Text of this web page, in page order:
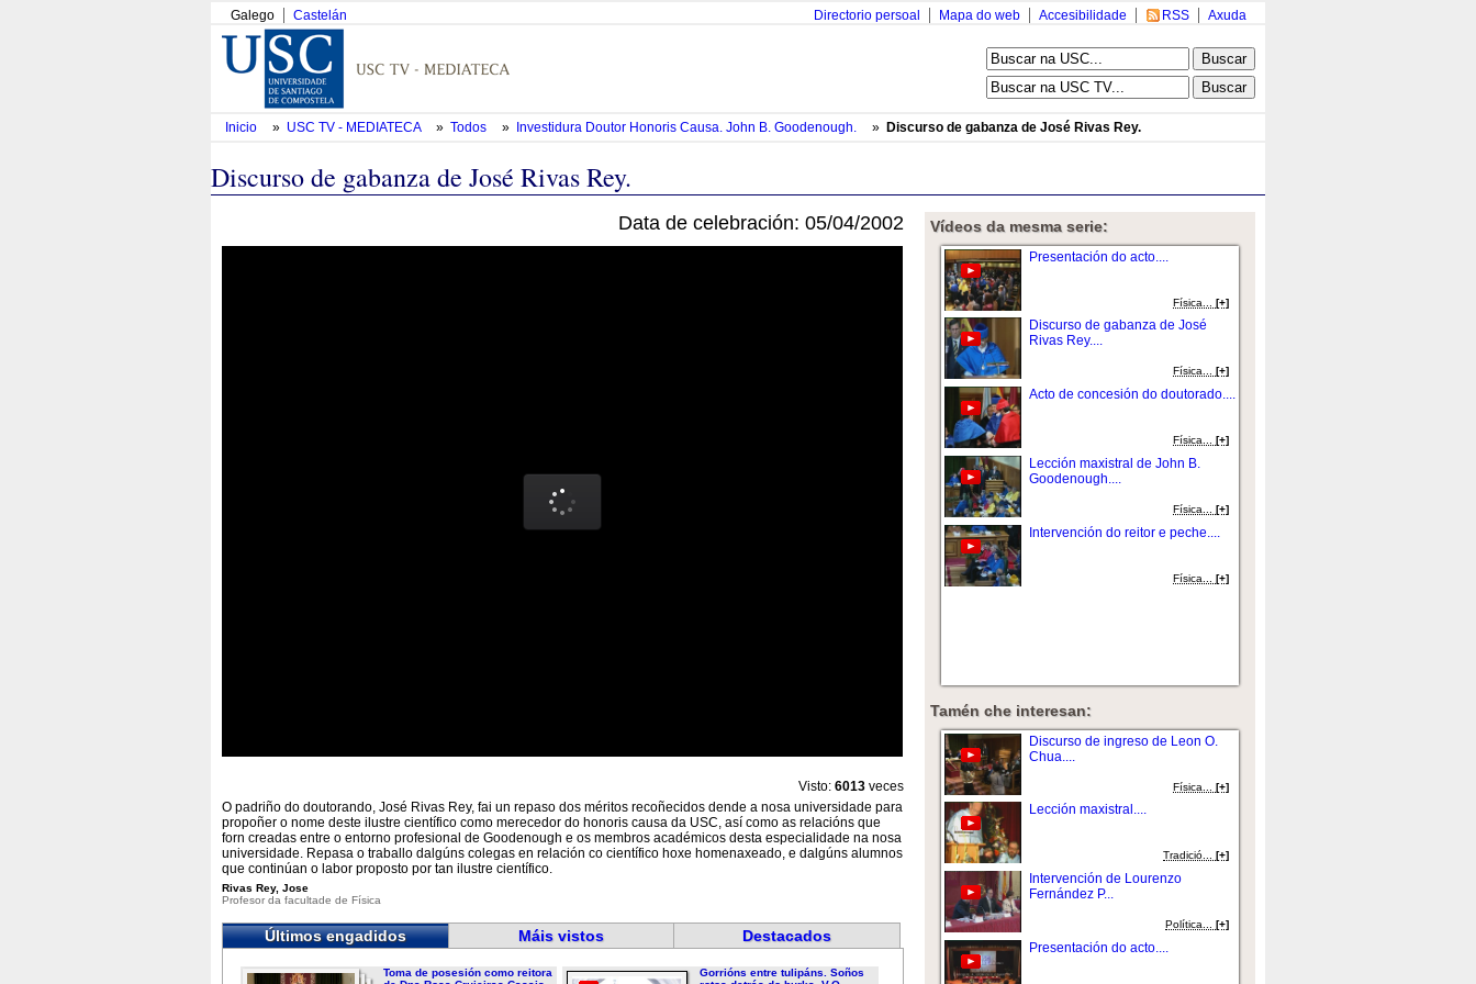
Galego Castelán Axuda
RSS
Accesibilidade
Mapa do web
Directorio persoal
Inicio » USC TV - MEDIATECA » Todos » Investidura Doutor Honoris Causa. John B. Goodenough. » Discurso de gabanza de José Rivas Rey.
Discurso de gabanza de José Rivas Rey.
Data de celebración: 05/04/2002
Visto: 6013 veces
O padriño do doutorando, José Rivas Rey, fai un repaso dos méritos recoñecidos dende a nosa universidade para
propoñer o nome deste ilustre científico como merecedor do honoris causa da USC, así como as relacións que
forn creadas entre o entorno profesional de Goodenough e os membros académicos desta especialidade na nosa
universidade. Repasa o traballo dalgúns colegas en relación co científico hoxe homenaxeado, e dalgúns alumnos
que continúan o labor proposto por tan ilustre científico.
Rivas Rey, Jose
Profesor da facultade de Física
Últimos engadidos Máis vistos Destacados
Toma de posesión como reitora
Gorrións entre tulipáns. Soños
Vídeos da mesma serie:
Presentación do acto....
Fí­sica...[+]
Discurso de gabanza de José
Rivas Rey....
Fí­sica... [+]
Acto de concesión do doutorado....
Fí­sica...[+]
Lección maxistral de John B.
Goodenough....
Fí­sica...[+]
Intervención do reitor e peche....
Fí­sica...[+]
Tamén che interesan:
Discurso de ingreso de Leon O.
Chua....
Fí­sica...[+]
Lección maxistral....
Tradició... [+]
Intervención de Lourenzo
Fernández P...
Política...[+]
Presentación do acto....